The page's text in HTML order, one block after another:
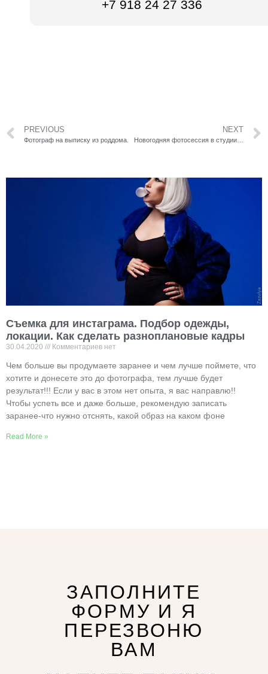
+7 918 24 27 336
PREVIOUS
Фотограф на выписку из роддома.
NEXT
Новогодняя фотосессия в студии. Подготовка, одежда и идеи реквизита
Съемка для инстаграма. Подбор одежды,
локации. Как сделать разноплановые кадры
30.04.2020 Комментариев нет
Чем больше вы продумаете заранее и чем лучше поймете, что
хотите и донесете это до фотографа, тем лучше будет
результат!!! Если у вас в этом нет опыта, я вас направлю!!
Чтобы успеть все и даже больше, рекомендую записать
заранее-что нужно отснять, какой образ на каком фоне
Read More »
ЗАПОЛНИТЕ
ФОРМУ И Я
ПЕРЕЗВОНЮ
ВАМ